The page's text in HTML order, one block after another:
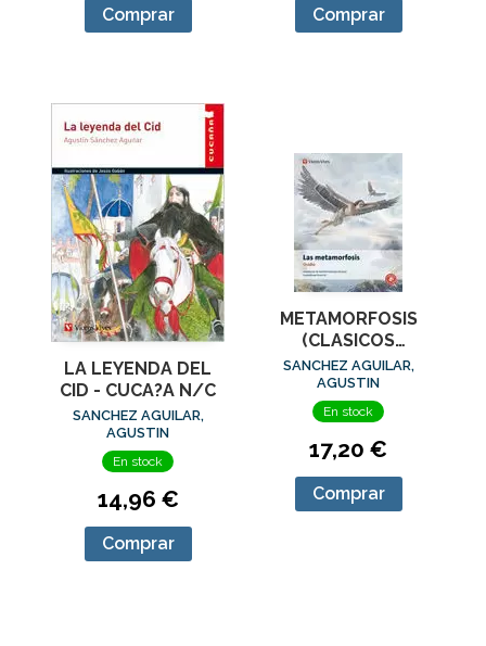
Comprar Comprar
LA LEYENDA DEL
CID - CUCA?A N/C
SANCHEZ AGUILAR,
AGUSTIN
En stock
14,96 €
Comprar
METAMORFOSIS
(CLASICOS
ADAPTADOS)
SANCHEZ AGUILAR,
AGUSTIN
En stock
17,20 €
Comprar